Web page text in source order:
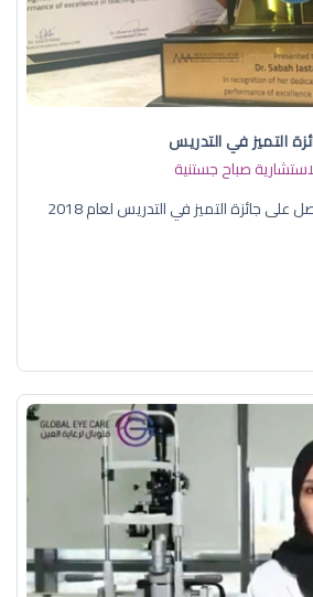
التميز في التدريس
صباح جستنية
جائزة التميز في التدريس لعام 2018